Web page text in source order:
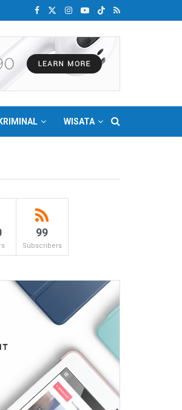
KRIMINAL WISATA
99
Subscribers